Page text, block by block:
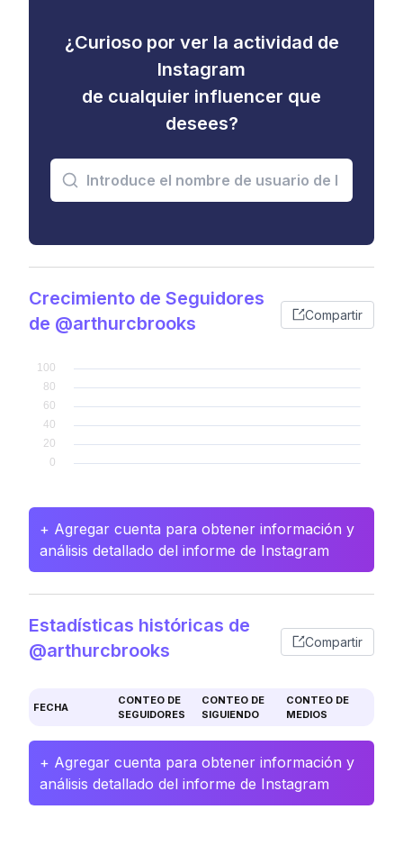
¿Curioso por ver la actividad de
Instagram
de cualquier influencer que
desees?
Crecimiento de Seguidores
de @arthurcbrooks
Compartir
+ Agregar cuenta para obtener información y
análisis detallado del informe de Instagram
Estadísticas históricas de
@arthurcbrooks
Compartir
FECHA
CONTEO DE
SEGUIDORES
CONTEO DE
SIGUIENDO
CONTEO DE
MEDIOS
+ Agregar cuenta para obtener información y
análisis detallado del informe de Instagram